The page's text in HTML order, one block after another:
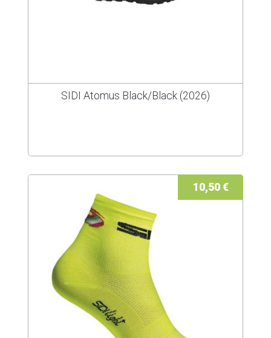
SIDI Atomus Black/Black (2026)
10,50 €